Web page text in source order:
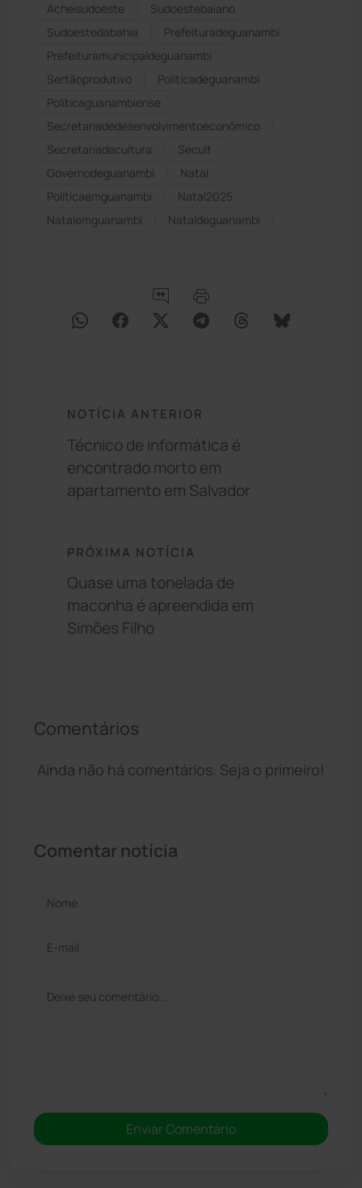
Acheisudoeste
Sudoestebaiano
Sudoestedabahia
Prefeituradeguanambi
Prefeituramunicipaldeguanambi
Sertãoprodutivo
Políticadeguanambi
Políticaguanambiense
Secretariadedesenvolvimentoeconômico
Secretariadecultura
Secult
Governodeguanambi
Natal
Políticaemguanambi
Natal2025
Natalemguanambi
Nataldeguanambi
NOTÍCIA ANTERIOR
Técnico de informática é
encontrado morto em
apartamento em Salvador
PRÓXIMA NOTÍCIA
Quase uma tonelada de
maconha é apreendida em
Simões Filho
Comentários
Ainda não há comentários. Seja o primeiro!
Comentar notícia